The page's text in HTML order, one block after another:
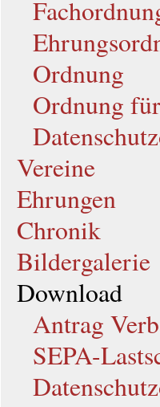
Ordnung
Ordnung
Vereine
Ehrungen
Chronik
Bildergalerie
Download
Antrag
SEPA-